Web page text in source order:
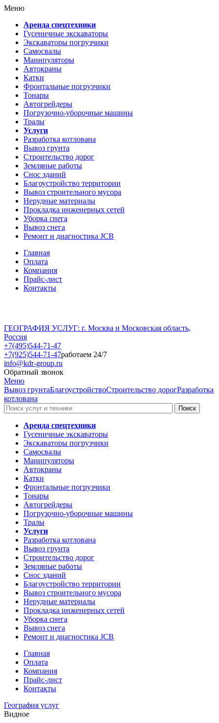
Меню
Аренда спецтехники
Гусеничные экскаваторы
Экскаваторы погрузчики
Самосвалы
Манипуляторы
Автокраны
Катки
Фронтальные погрузчики
Тонары
Автогрейдеры
Погрузочно-уборочные машины
Тралы
Услуги
Разработка котлована
Вывоз грунта
Строительство дорог
Земляные работы
Снос зданий
Благоустройство территории
Вывоз строительного мусора
Нерудные материалы
Прокладка инженерных сетей
Уборка снега
Вывоз снега
Ремонт и диагностика JCB
Главная
Оплата
Компания
Прайс-лист
Контакты
ГЕОГРАФИЯ УСЛУГ: г. Москва и Московская область,
Россия
+7(495)544-71-47
+7(925)544-71-47работаем 24/7
info@kdr-group.ru
Обратный звонок
Меню
Вывоз грунтаБлагоустройствоСтроительство дорогРазработка
котлована
Аренда спецтехники
Гусеничные экскаваторы
Экскаваторы погрузчики
Самосвалы
Манипуляторы
Автокраны
Катки
Фронтальные погрузчики
Тонары
Автогрейдеры
Погрузочно-уборочные машины
Тралы
Услуги
Разработка котлована
Вывоз грунта
Строительство дорог
Земляные работы
Снос зданий
Благоустройство территории
Вывоз строительного мусора
Нерудные материалы
Прокладка инженерных сетей
Уборка снега
Вывоз снега
Ремонт и диагностика JCB
Главная
Оплата
Компания
Прайс-лист
Контакты
География услуг
Видное